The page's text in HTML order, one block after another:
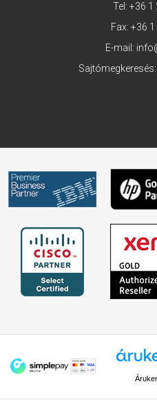
Tel: +36 1
Fax: +36
E-mail:
Sajtómegkeresés: